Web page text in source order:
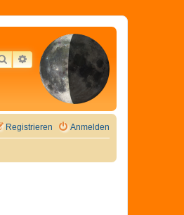
SUCHEERWEITERTE SUCHE
Anmelden
Registrieren